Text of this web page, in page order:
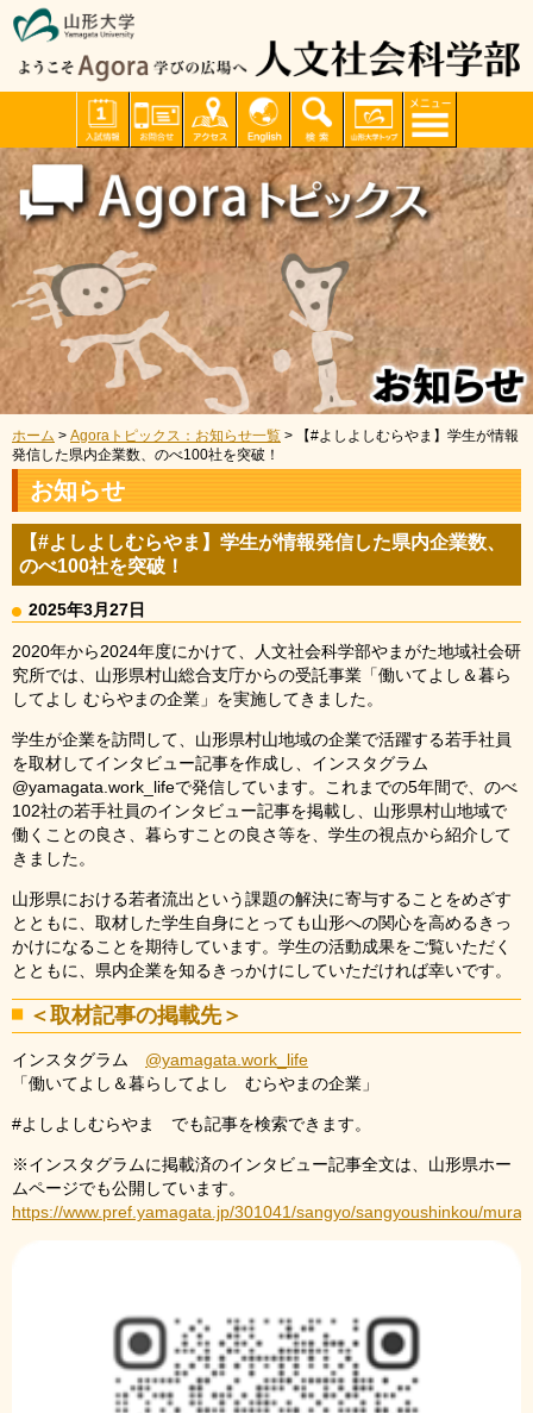
ホーム > Agoraトピックス：お知らせ一覧 > 【#よしよしむらやま】学生が情報
発信した県内企業数、のべ100社を突破！
お知らせ
【#よしよしむらやま】学生が情報発信した県内企業数、
のべ100社を突破！
2025年3月27日
2020年から2024年度にかけて、人文社会科学部やまがた地域社会研
究所では、山形県村山総合支庁からの受託事業「働いてよし＆暮ら
してよし むらやまの企業」を実施してきました。
学生が企業を訪問して、山形県村山地域の企業で活躍する若手社員
を取材してインタビュー記事を作成し、インスタグラム
@yamagata.work_lifeで発信しています。これまでの5年間で、のべ
102社の若手社員のインタビュー記事を掲載し、山形県村山地域で
働くことの良さ、暮らすことの良さ等を、学生の視点から紹介して
きました。
山形県における若者流出という課題の解決に寄与することをめざす
とともに、取材した学生自身にとっても山形への関心を高めるきっ
かけになることを期待しています。学生の活動成果をご覧いただく
とともに、県内企業を知るきっかけにしていただければ幸いです。
＜取材記事の掲載先＞
インスタグラム @yamagata.work_life
「働いてよし＆暮らしてよし むらやまの企業」
#よしよしむらやま でも記事を検索できます。
※インスタグラムに掲載済のインタビュー記事全文は、山形県ホー
ムページでも公開しています。
https://www.pref.yamagata.jp/301041/sangyo/sangyoushinkou/